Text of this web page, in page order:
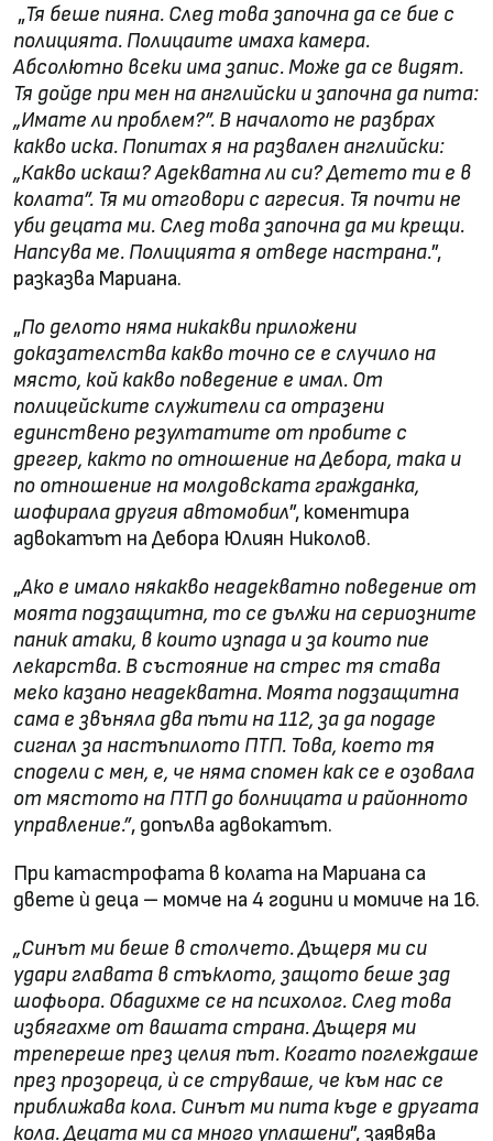
„Тя беше пияна. След това започна да се бие с
полицията. Полицаите имаха камера.
Абсолютно всеки има запис. Може да се видят.
Тя дойде при мен на английски и започна да пита:
„Имате ли проблем?”. В началото не разбрах
какво иска. Попитах я на развален английски:
„Какво искаш? Адекватна ли си? Детето ти е в
колата”. Тя ми отговори с агресия. Тя почти не
уби децата ми. След това започна да ми крещи.
Напсува ме. Полицията я отведе настрана.”,
разказва Мариана.
„По делото няма никакви приложени
доказателства какво точно се е случило на
място, кой какво поведение е имал. От
полицейските служители са отразени
единствено резултатите от пробите с
дрегер, както по отношение на Дебора, така и
по отношение на молдовската гражданка,
шофирала другия автомобил”, коментира
адвокатът на Дебора Юлиян Николов.
„Ако е имало някакво неадекватно поведение от
моята подзащитна, то се дължи на сериозните
паник атаки, в които изпада и за които пие
лекарства. В състояние на стрес тя става
меко казано неадекватна. Моята подзащитна
сама е звъняла два пъти на 112, за да подаде
сигнал за настъпилото ПТП. Това, което тя
сподели с мен, е, че няма спомен как се е озовала
от мястото на ПТП до болницата и районното
управление.”, допълва адвокатът.
При катастрофата в колата на Мариана са
двете ѝ деца – момче на 4 години и момиче на 16.
„Синът ми беше в столчето. Дъщеря ми си
удари главата в стъклото, защото беше зад
шофьора. Обадихме се на психолог. След това
избягахме от вашата страна. Дъщеря ми
трепереше през целия път. Когато поглеждаше
през прозореца, ѝ се струваше, че към нас се
приближава кола. Синът ми пита къде е другата
кола. Децата ми са много уплашени”, заявява